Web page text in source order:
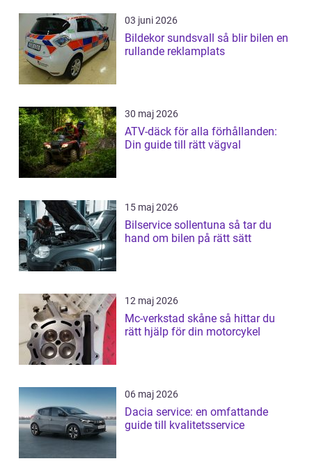
03 juni 2026
Bildekor sundsvall så blir bilen en
rullande reklamplats
30 maj 2026
ATV-däck för alla förhållanden:
Din guide till rätt vägval
15 maj 2026
Bilservice sollentuna så tar du
hand om bilen på rätt sätt
12 maj 2026
Mc-verkstad skåne så hittar du
rätt hjälp för din motorcykel
06 maj 2026
Dacia service: en omfattande
guide till kvalitetsservice